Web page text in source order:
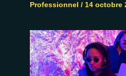
Professionnel / 14 octobre